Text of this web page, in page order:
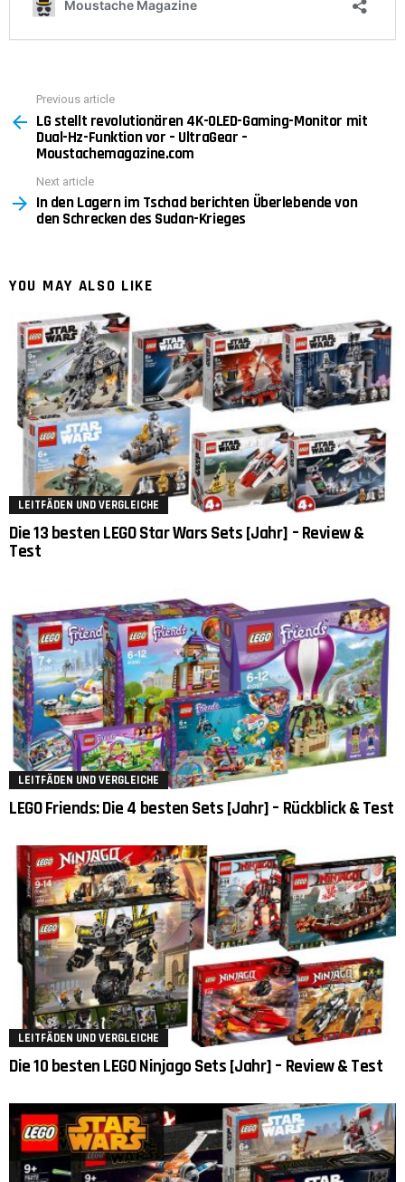
more
Previous article
LG stellt revolutionären 4K-OLED-Gaming-Monitor mit
Dual-Hz-Funktion vor – UltraGear –
Moustachemagazine.com
Next article
In den Lagern im Tschad berichten Überlebende von
den Schrecken des Sudan-Krieges
YOU MAY ALSO LIKE
LEITFÄDEN UND VERGLEICHE
Die 13 besten LEGO Star Wars Sets [Jahr] – Review &
Test
LEITFÄDEN UND VERGLEICHE
LEGO Friends: Die 4 besten Sets [Jahr] – Rückblick & Test
LEITFÄDEN UND VERGLEICHE
Die 10 besten LEGO Ninjago Sets [Jahr] – Review & Test